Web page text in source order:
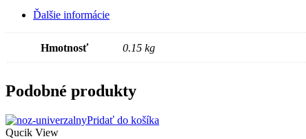
Ďalšie informácie
Hmotnosť 0.15 kg
Podobné produkty
Pridať do košíka
Qucik View